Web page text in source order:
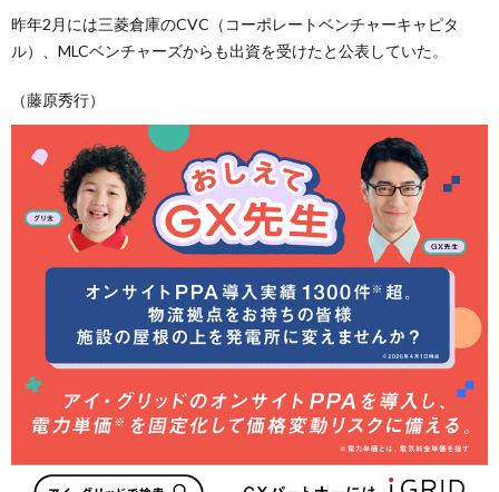
昨年2月には三菱倉庫のCVC（コーポレートベンチャーキャピタ
ル）、MLCベンチャーズからも出資を受けたと公表していた。
（藤原秀行）